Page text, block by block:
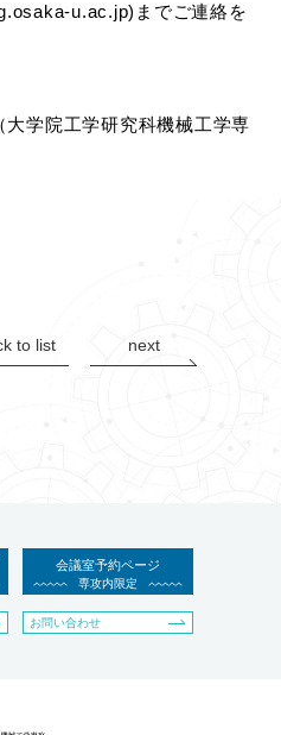
u.ac.jp)までご連絡を
学院工学研究科機械工学専
to list next
会議室予約ページ
専攻内限定
お問い合わせ